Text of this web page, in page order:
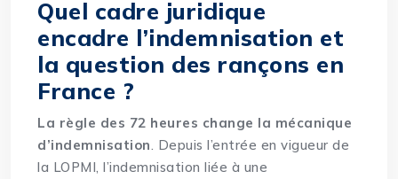
Quel cadre juridique
encadre l’indemnisation et
la question des rançons en
France ?
La règle des 72 heures change la mécanique
d’indemnisation . Depuis l’entrée en vigueur de
la LOPMI, l’indemnisation liée à une